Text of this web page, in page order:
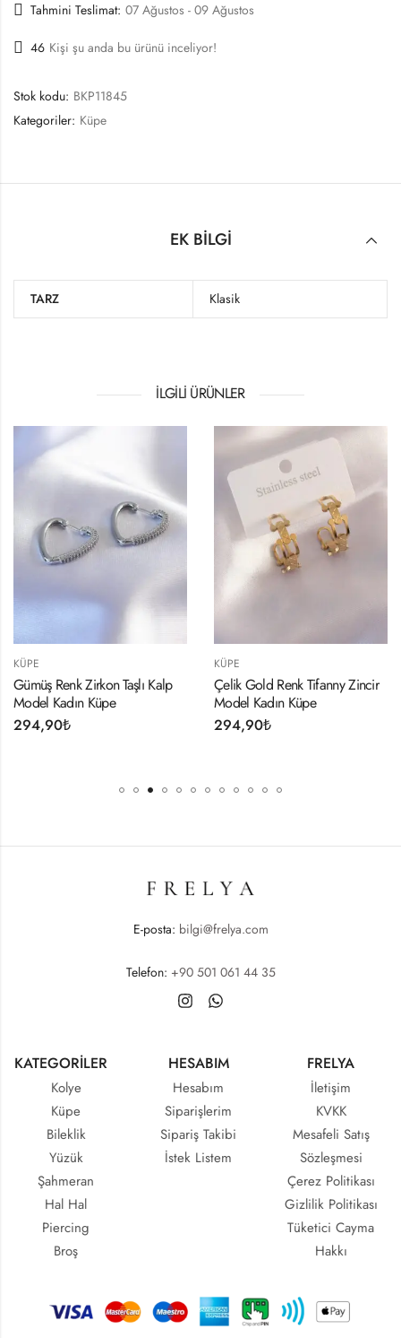
Tahmini Teslimat: 07 Ağustos - 09 Ağustos
46 Kişi şu anda bu ürünü inceliyor!
Stok kodu: BKP11845
Kategoriler: Küpe
EK BILGI
TARZ Klasik
İLGILI ÜRÜNLER
KÜPE
Gümüş Renk Zirkon Taşlı Kalp
Model Kadın Küpe
294,90₺
KÜPE
Çelik Gold Renk Tifanny Zincir
Model Kadın Küpe
294,90₺
E-posta: bilgi@frelya.com
Telefon: +90 501 061 44 35
KATEGORİLER
Kolye
Küpe
Bileklik
Yüzük
Şahmeran
Hal Hal
Piercing
Broş
HESABIM
Hesabım
Siparişlerim
Sipariş Takibi
İstek Listem
FRELYA
İletişim
KVKK
Mesafeli Satış
Sözleşmesi
Çerez Politikası
Gizlilik Politikası
Tüketici Cayma
Hakkı